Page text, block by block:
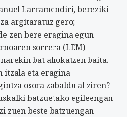
Larramendiri, bereziki
argitaratuz gero;
zen bere eragina egun
sorrera (LEM)
bat ahokatzen baita.
itzala eta eragina
osora zabaldu al ziren?
batzuetako egileengan
zuen beste batzuengan